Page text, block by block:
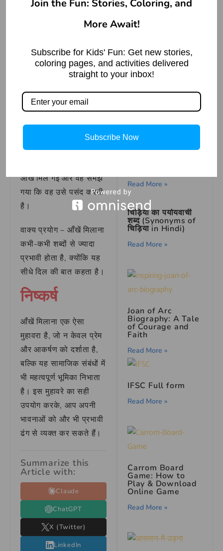
आँखें मिलाना
वाक्य प्रयोग
वाक्य प्रयोग – जब वह उसे
आँखें मिल गईं और दोनों के
बीच एक अनकही समझ बन
गई।
वाक्य प्रयोग – पार्टी में जब
आँखें मिल गईं और वह समझ
गया कि वह उसे पसंद करती
है।
वाक्य प्रयोग – आँखें मिलाना
कभी-कभी शब्दों से ज्यादा
प्रभावी होता है, क्योंकि यह
सीधे दिल की बात कहता है।
निष्कर्ष
आँखें मिलाना एक ऐसा
मुहावरा है, जो न केवल प्रेम
और आकर्षण को दर्शाता है,
बल्कि यह सामाजिक संबंधों में
भी महत्वपूर्ण भूमिका निभाता
है। इस मुहावरे का सही
उपयोग करके, आप अपनी
भावनाओं को और भी प्रभावी
ढंग से व्यक्त कर सकते हैं।
Summarize this
Article with:
Claude
ChatGPT
X (Twitter)
LinkedIn
बीरबल और खाने के बाद
Read More »
Read More »
चिड़िया का पर्यायवाची
शब्द (Synonyms of
चिड़िया in Hindi)
Read More »
Joan of Arc
Biography: A Tale
of Courage and
Faith
Read More »
IFSC Full form
Read More »
Carrom Board
Game: How to
Play & Download
Online Game
Read More »
Join the Fun: Stories, Coloring, and
More Await!
Subscribe for Kids' Fun: Get new stories,
coloring pages, and activities delivered
straight to your inbox!
Subscribe Now